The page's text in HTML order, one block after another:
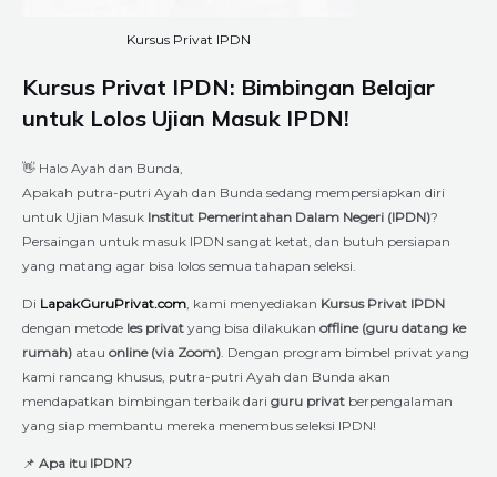
Kursus Privat IPDN
Kursus Privat IPDN: Bimbingan Belajar
untuk Lolos Ujian Masuk IPDN!
👋 Halo Ayah dan Bunda,
Apakah putra-putri Ayah dan Bunda sedang mempersiapkan diri
untuk Ujian Masuk Institut Pemerintahan Dalam Negeri (IPDN)?
Persaingan untuk masuk IPDN sangat ketat, dan butuh persiapan
yang matang agar bisa lolos semua tahapan seleksi.
Di LapakGuruPrivat.com , kami menyediakan Kursus Privat IPDN
dengan metode les privat yang bisa dilakukan offline (guru datang ke
rumah) atau online (via Zoom) . Dengan program bimbel privat yang
kami rancang khusus, putra-putri Ayah dan Bunda akan
mendapatkan bimbingan terbaik dari guru privat berpengalaman
yang siap membantu mereka menembus seleksi IPDN!
📌 Apa itu IPDN?